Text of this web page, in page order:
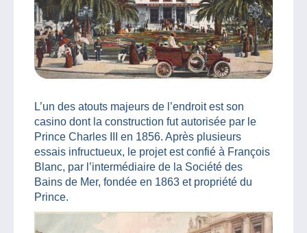
L’un des atouts majeurs de l’endroit est son
casino dont la construction fut autorisée par le
Prince Charles III en 1856. Après plusieurs
essais infructueux, le projet est confié à François
Blanc, par l’intermédiaire de la Société des
Bains de Mer, fondée en 1863 et propriété du
Prince.